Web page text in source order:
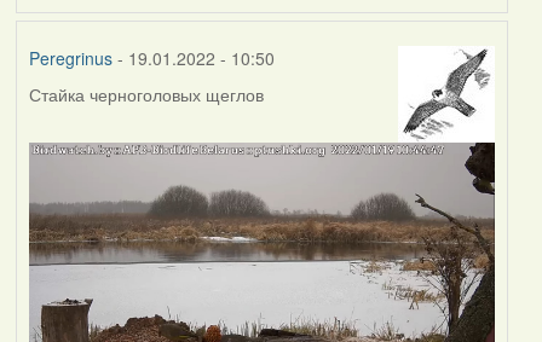
Peregrinus- 19.01.2022 - 10:50
Стайка черноголовых щеглов